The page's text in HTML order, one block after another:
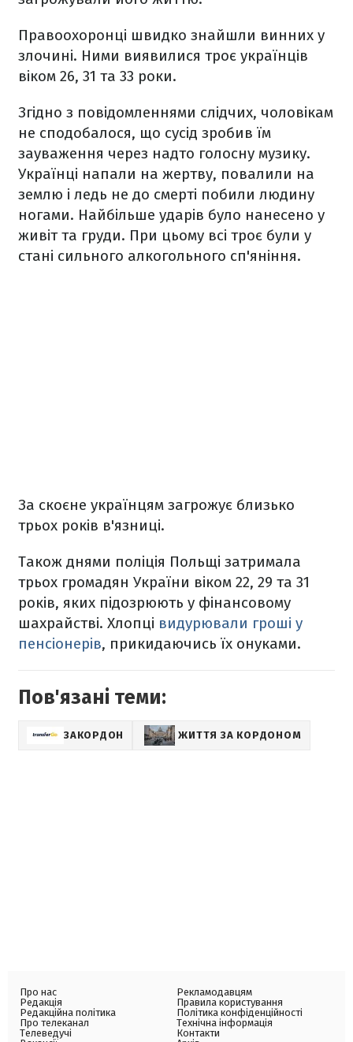
Правоохоронці швидко знайшли винних у
злочині. Ними виявилися троє українців
віком 26, 31 та 33 роки.
Згідно з повідомленнями слідчих, чоловікам
не сподобалося, що сусід зробив їм
зауваження через надто голосну музику.
Українці напали на жертву, повалили на
землю і ледь не до смерті побили людину
ногами. Найбільше ударів було нанесено у
живіт та груди. При цьому всі троє були у
стані сильного алкогольного сп'яніння.
За скоєне українцям загрожує близько
трьох років в'язниці.
Також днями поліція Польщі затримала
трьох громадян України віком 22, 29 та 31
років, яких підозрюють у фінансовому
шахрайстві. Хлопці видурювали гроші у
пенсіонерів, прикидаючись їх онуками.
Пов'язані теми:
ЗАКОРДОН ЖИТТЯ ЗА КОРДОНОМ
Про нас
Редакція
Редакційна політика
Про телеканал
Телеведучі
Рекламодавцям
Правила користування
Політика конфіденційності
Технічна інформація
Контакти